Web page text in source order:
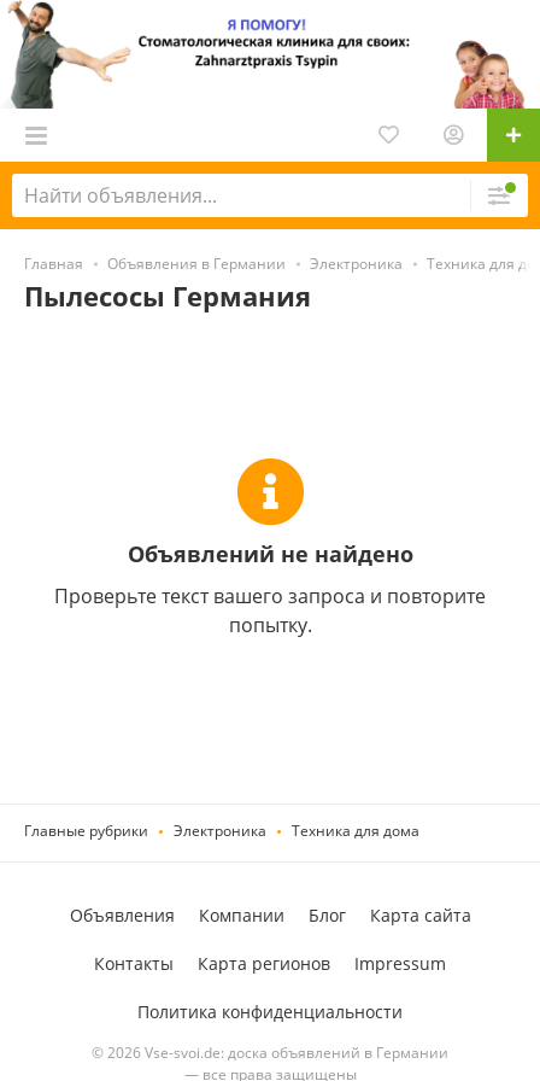
Главная Объявления в Германии Электроника Техника для
Пылесосы Германия
Объявлений не найдено
Проверьте текст вашего запроса и повторите
попытку.
Главные рубрики Электроника Техника для дома
© 2026 Vse-svoi.de: доска объявлений в Германии
— все права защищены
Объявления Компании Блог Карта сайта
Контакты Карта регионов Impressum
Политика конфиденциальности